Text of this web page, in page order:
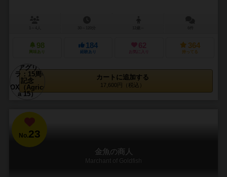
98
興味あり
184
経験あり
62
お気に入り
364
持ってる
カートに追加する
17,600円（税込）
No.23
金魚の商人
Marchant of Goldfish